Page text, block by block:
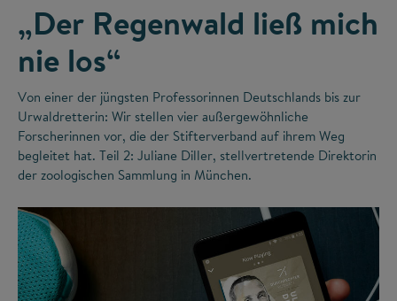
„Der Regenwald ließ mich
nie los“
Von einer der jüngsten Professorinnen Deutschlands bis zur
Urwaldretterin: Wir stellen vier außergewöhnliche
Forscherinnen vor, die der Stifterverband auf ihrem Weg
begleitet hat. Teil 2: Juliane Diller, stellvertretende Direktorin
der zoologischen Sammlung in München.